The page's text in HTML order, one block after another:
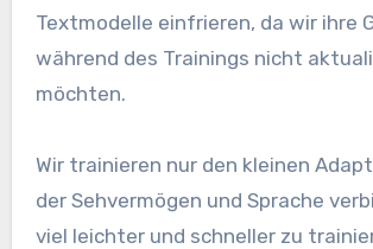
Textmodelle einfrieren, da wir ihre
während des Trainings nicht
möchten.
Wir trainieren nur den kleinen
der Sehvermögen und Sprache
viel leichter und schneller zu